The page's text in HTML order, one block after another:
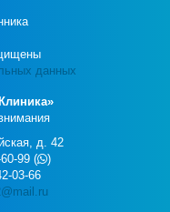
данных
д. 42
99 (
)
03-66